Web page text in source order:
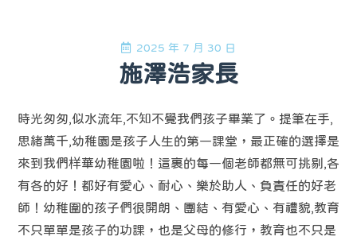
2025 年 7 月 30 日
施澤浩家長
時光匆匆,似水流年,不知不覺我們孩子畢業了。提筆在手,
思緒萬千,幼稚園是孩子人生的第一課堂，最正確的選擇是
來到我們样華幼稚園啦！這裏的每一個老師都無可挑剔,各
有各的好！都好有愛心、耐心、樂於助人、負責任的好老
師！幼稚圍的孩子們很開朗、團結、有愛心、有禮貌,教育
不只單單是孩子的功課，也是父母的修行，教育也不只是